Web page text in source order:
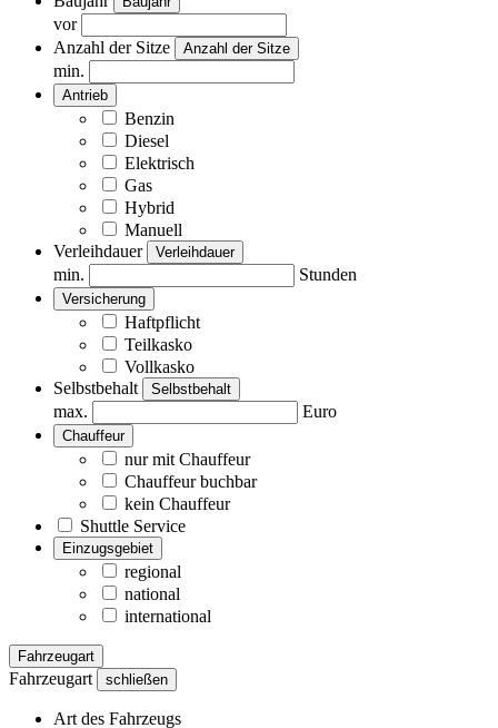
vor
Anzahl der Sitze
Anzahl der Sitze
min.
Antrieb
Benzin
Diesel
Elektrisch
Gas
Hybrid
Manuell
Verleihdauer
Verleihdauer
min. Stunden
Versicherung
Haftpflicht
Teilkasko
Vollkasko
Selbstbehalt
Selbstbehalt
max. Euro
Chauffeur
nur mit Chauffeur
Chauffeur buchbar
kein Chauffeur
Shuttle Service
Einzugsgebiet
regional
national
international
Fahrzeugart
Fahrzeugart schließen
Art des Fahrzeugs